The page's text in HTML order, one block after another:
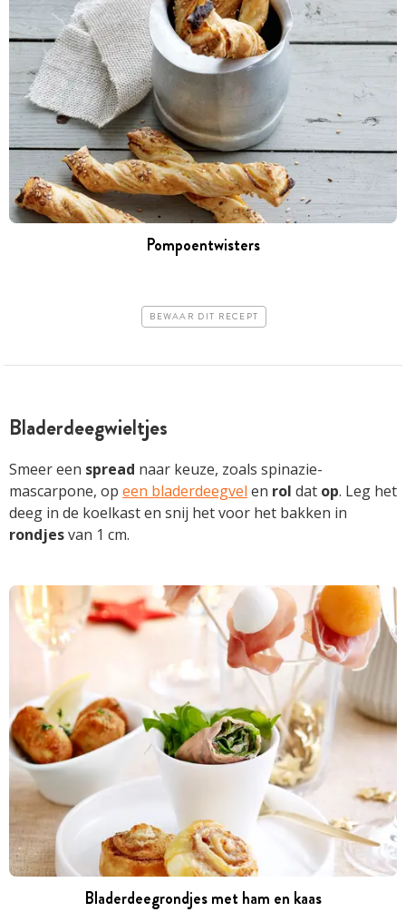
Pompoentwisters
BEWAAR DIT RECEPT
Bladerdeegwieltjes
Smeer een spread naar keuze, zoals spinazie-
mascarpone, op een bladerdeegvel en rol dat op. Leg het
deeg in de koelkast en snij het voor het bakken in
rondjesvan 1 cm.
Bladerdeegrondjes met ham en kaas